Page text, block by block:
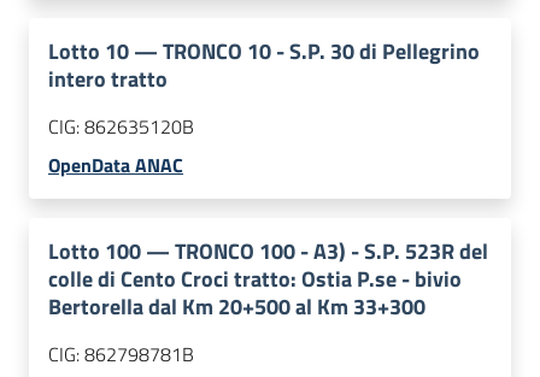
Lotto 10—TRONCO 10 - S.P. 30 di Pellegrino
intero tratto
CIG:862635120B
OpenData ANAC
Lotto 100—TRONCO 100 - A3) - S.P. 523R del
colle di Cento Croci tratto: Ostia P.se - bivio
Bertorella dal Km 20+500 al Km 33+300
CIG:862798781B